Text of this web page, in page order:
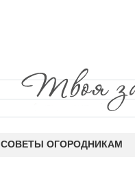
СОВЕТЫ ОГОРОДНИКАМ